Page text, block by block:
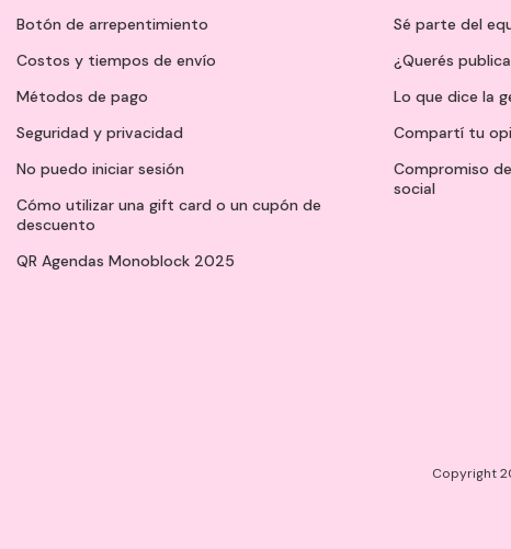
Botón de arrepentimiento
Costos y tiempos de envío
Métodos de pago
Seguridad y privacidad
No puedo iniciar sesión
Cómo utilizar una gift card o un cupón de
descuento
QR Agendas Monoblock 2025
Sé parte del
¿Querés
Lo que dice la
Compartí tu
Compromiso
social
Copyright